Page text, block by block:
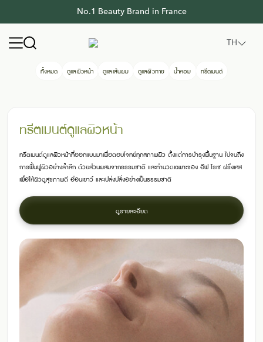
No.1 Beauty Brand in France
Yves Rocher Thailand
Open navigation menu TH
ทั้งหมด ดูแลผิวหน้า ดูแลเส้นผม ดูแลผิวกาย น้ำหอม ทรีตเมนต์
ทรีตเมนต์ดูแลผิวหน้า
ทรีตเมนต์ดูแลผิวหน้าที่ออกแบบมาเพื่อตอบโจทย์ทุกสภาพผิว ตั้งแต่การบำรุงพื้นฐาน ไปจนถึง
การฟื้นฟูผิวอย่างล้ำลึก ด้วยส่วนผสมจากธรรมชาติ และท่านวดเฉพาะของ อีฟ โรเช ฝรั่งเศส
เพื่อให้ผิวดูสุขภาพดี อ่อนเยาว์ และเปล่งปลั่งอย่างเป็นธรรมชาติ
ดูรายละเอียด